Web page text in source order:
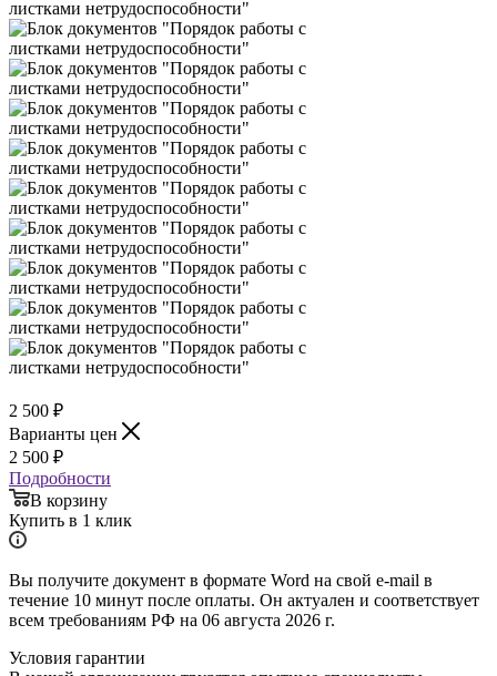
2 500 ₽
Варианты цен
2 500 ₽
Подробности
В корзину
Купить в 1 клик
Вы получите документ в формате Word на свой e-mail в
течение 10 минут после оплаты. Он актуален и соответствует
всем требованиям РФ на 06 августа 2026 г.
Условия гарантии